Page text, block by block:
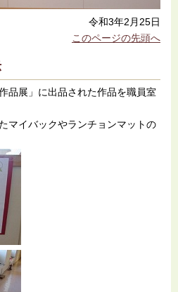
令和3年2月25日
このページの先頭へ
品展」に出品された作品を職員室
マイバックやランチョンマットの